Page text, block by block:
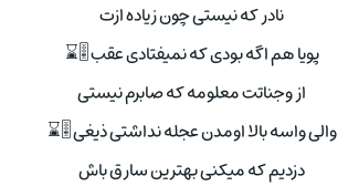
نادر که نیستی چون زیاده ازت
پویا هم اگه بودی که نمیفتادی عقب 🎚⌛
از وجناتت معلومه که صابرم نیستی
والی واسه بالا اومدن عجله نداشتی ذیغی 🎚⌛
دزدیم که میکنی بهترین سارق باش